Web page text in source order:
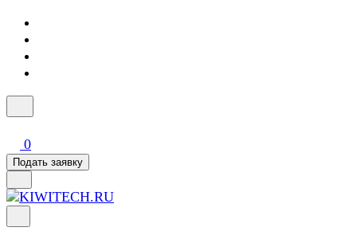
0
Подать заявку